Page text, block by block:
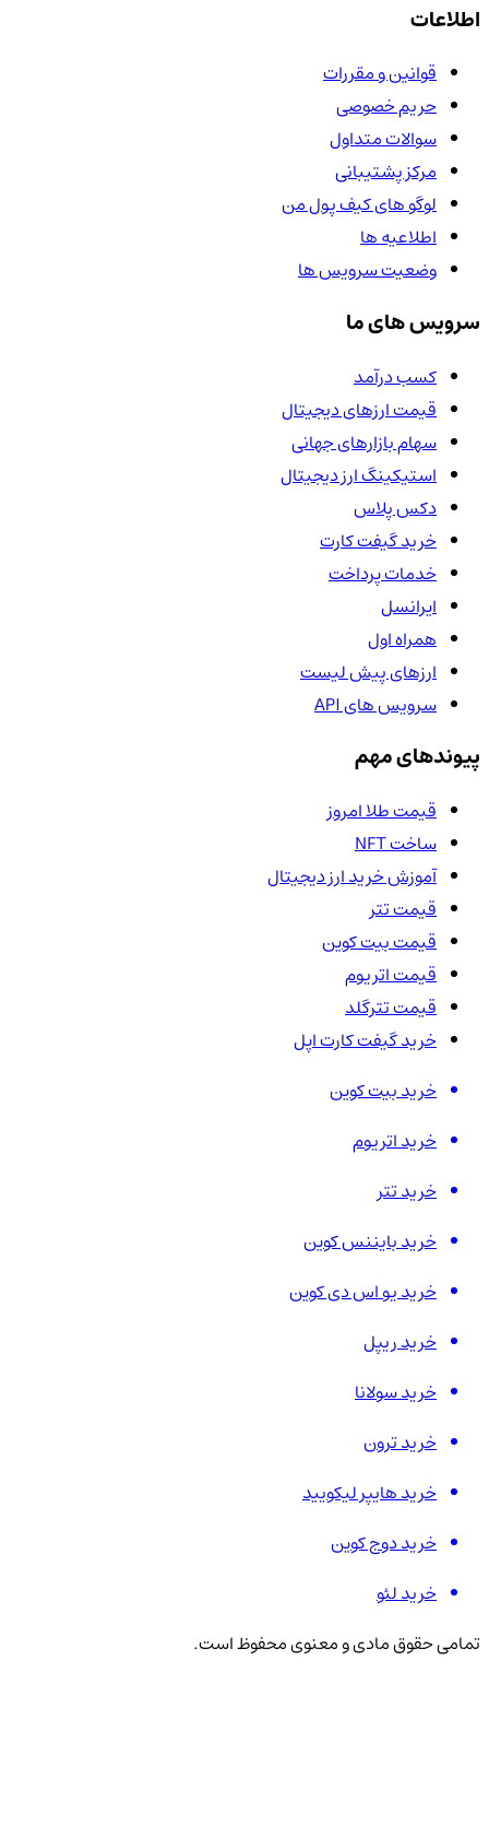
اطلاعات
قوانین و مقررات
حریم خصوصی
سوالات متداول
مرکز پشتیبانی
لوگو های کیف پول من
اطلاعیه ها
وضعیت سرویس ها
سرویس های ما
کسب درآمد
قیمت ارزهای دیجیتال
سهام بازارهای جهانی
استیکینگ ارز دیجیتال
دکس پلاس
خرید گیفت کارت
خدمات پرداخت
ایرانسل
همراه اول
ارزهای پیش لیست
سرویس های API
پیوندهای مهم
قیمت طلا امروز
ساخت NFT
آموزش خرید ارز دیجیتال
قیمت تتر
قیمت بیت کوین
قیمت اتریوم
قیمت تترگلد
خرید گیفت کارت اپل
خرید بیت کوین
خرید اتریوم
خرید تتر
خرید بایننس کوین
خرید یو اس دی کوین
خرید ریپل
خرید سولانا
خرید ترون
خرید هایپر لیکویید
خرید دوج کوین
خرید لئو
تمامی حقوق مادی و معنوی محفوظ است.